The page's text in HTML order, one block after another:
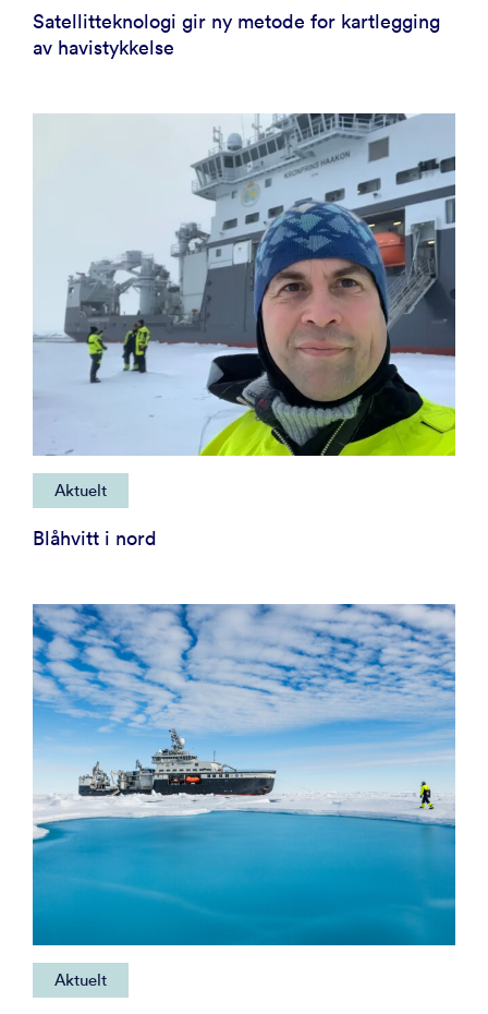
Satellitteknologi gir ny metode for kartlegging
av havistykkelse
Aktuelt
Blåhvitt i nord
Aktuelt